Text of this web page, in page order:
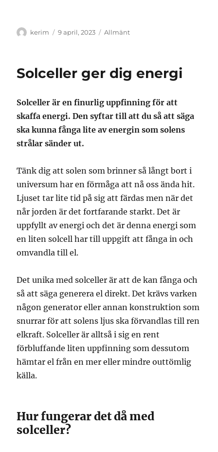
Författare
kerim
Publicerat
9 april, 2023 Kategorier
Allmänt
Solceller ger dig energi
Solceller är en finurlig uppfinning för att
skaffa energi. Den syftar till att du så att säga
ska kunna fånga lite av energin som solens
strålar sänder ut.
Tänk dig att solen som brinner så långt bort i
universum har en förmåga att nå oss ända hit.
Ljuset tar lite tid på sig att färdas men när det
når jorden är det fortfarande starkt. Det är
uppfyllt av energi och det är denna energi som
en liten solcell har till uppgift att fånga in och
omvandla till el.
Det unika med solceller är att de kan fånga och
så att säga generera el direkt. Det krävs varken
någon generator eller annan konstruktion som
snurrar för att solens ljus ska förvandlas till ren
elkraft. Solceller är alltså i sig en rent
förbluffande liten uppfinning som dessutom
hämtar el från en mer eller mindre outtömlig
källa.
Hur fungerar det då med
solceller?